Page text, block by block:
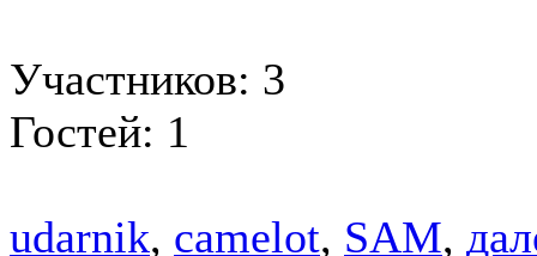
Участников: 3
Гостей: 1
udarnik, camelot, SAM,